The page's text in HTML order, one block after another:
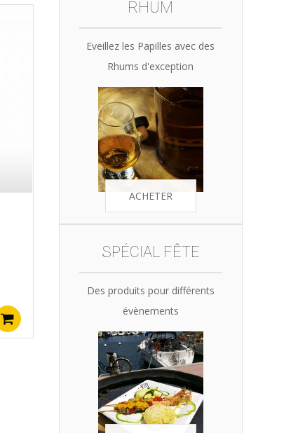
RHUM
Eveillez les Papilles avec des
Rhums d'exception
ACHETER
SPÉCIAL FÊTE
Des produits pour différents
évènements